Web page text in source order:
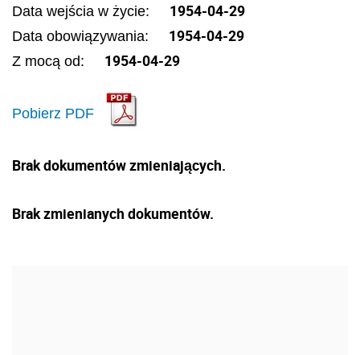
Data wejścia w życie: 1954-04-29
Data obowiązywania: 1954-04-29
Z mocą od: 1954-04-29
Pobierz PDF
Brak dokumentów zmieniających.
Brak zmienianych dokumentów.